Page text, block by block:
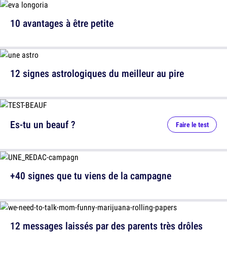
10 avantages à être petite
12 signes astrologiques du meilleur au pire
12 messages laissés par des parents très drôles
Es-tu un beauf ? Faire le test
+40 signes que tu viens de la campagne